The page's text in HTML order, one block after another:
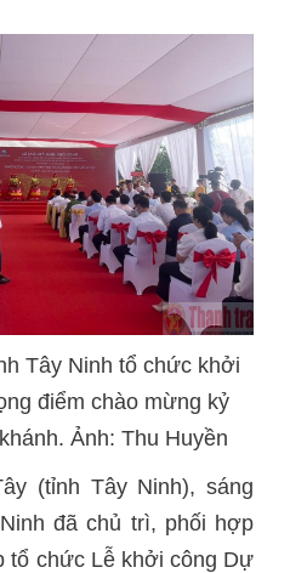
Tây Ninh tổ chức khởi
điểm chào mừng kỷ
Ảnh: Thu Huyền
(tỉnh Tây Ninh), sáng
đã chủ trì, phối hợp
tổ chức Lễ khởi công Dự